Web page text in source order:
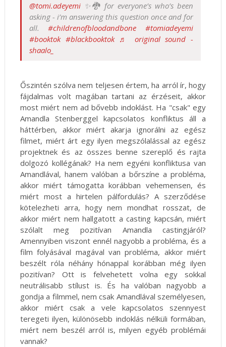
@tomi.adeyemi✨🐉 for everyone’s who’s been
asking - i’m answering this question once and for
all.#childrenofbloodandbone
#tomiadeyemi
#booktok #blackbooktok ♬ original sound -
shaalo_
Őszintén szólva nem teljesen értem, ha arról ír, hogy
fájdalmas volt magában tartani az érzéseit, akkor
most miért nem ad bővebb indoklást. Ha "csak" egy
Amandla Stenberggel kapcsolatos konfliktus áll a
háttérben, akkor miért akarja ignorálni az egész
filmet, miért árt egy ilyen megszólalással az egész
projektnek és az összes benne szereplő és rajta
dolgozó kollégának? Ha nem egyéni konfliktusa van
Amandlával, hanem valóban a bőrszíne a probléma,
akkor miért támogatta korábban vehemensen, és
miért most a hirtelen pálfordulás? A szerződése
kötelezheti arra, hogy nem mondhat rosszat, de
akkor miért nem hallgatott a casting kapcsán, miért
szólalt meg pozitívan Amandla castingjáról?
Amennyiben viszont ennél nagyobb a probléma, és a
film folyásával magával van probléma, akkor miért
beszélt róla néhány hónappal korábban még ilyen
pozitívan? Ott is felvehetett volna egy sokkal
neutrálisabb stílust is. És ha valóban nagyobb a
gondja a filmmel, nem csak Amandlával személyesen,
akkor miért csak a vele kapcsolatos szennyest
teregeti ilyen, különösebb indoklás nélküli formában,
miért nem beszél arról is, milyen egyéb problémái
vannak?